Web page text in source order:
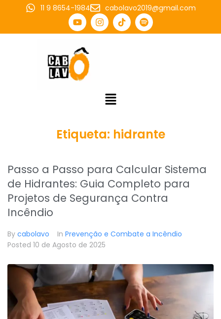
11 9 8654-1984 cabolavo2019@gmail.com
Etiqueta: hidrante
Passo a Passo para Calcular Sistema
de Hidrantes: Guia Completo para
Projetos de Segurança Contra
Incêndio
By cabolavo In Prevenção e Combate a Incêndio
Posted 10 de Agosto de 2025